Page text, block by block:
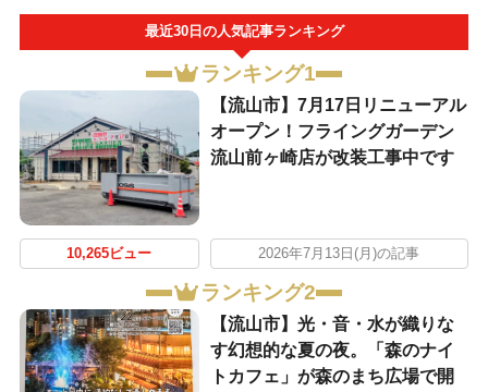
最近30日の人気記事ランキング
ランキング1
【流山市】7月17日リニューアル
オープン！フライングガーデン
流山前ヶ崎店が改装工事中です
10,265ビュー 2026年7月13日(月)の記事
ランキング2
【流山市】光・音・水が織りな
す幻想的な夏の夜。「森のナイ
トカフェ」が森のまち広場で開